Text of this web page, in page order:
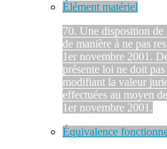
Élément matériel
70. Une disposition de
de manière à ne pas
1er novembre 2001.
présente loi ne doit
modifiant la valeur
effectuées au moyen
1er novembre 2001.
Équivalence